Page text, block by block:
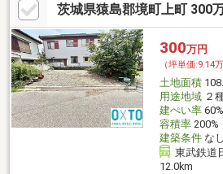
茨城県猿島郡境町上町 300
300万円
（坪単価:9.14万
土地面積
用途地域２
建ぺい率60%
容積率200%
建築条件なし
東武鉄道
12.0km